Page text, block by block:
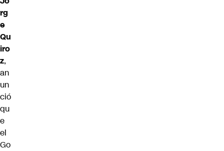
rg
e
Qu
iro
z,
an
un
ció
qu
e
el
Go